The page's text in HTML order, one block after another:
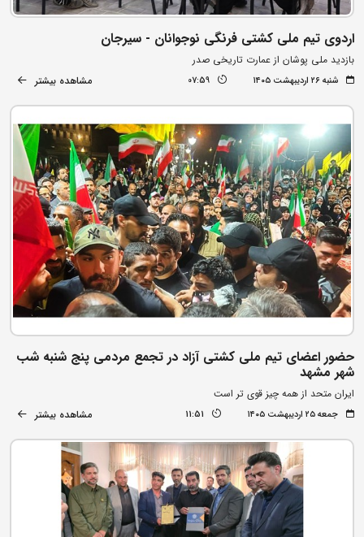
اردوی تیم ملی کشتی فرنگی نوجوانان - سیرجان
بازدید ملی پوشان از عمارت تاریخی صدر
شنبه ۲۶ اردیبهشت ۱۴۰۵ 07:59 مشاهده بیشتر
حضور اعضای تیم ملی کشتی آزاد در تجمع مردمی پنج شنبه شب
شهر مشهد
ایران متحد از همه چیز قوی تر است
جمعه ۲۵ اردیبهشت ۱۴۰۵ 11:51 مشاهده بیشتر